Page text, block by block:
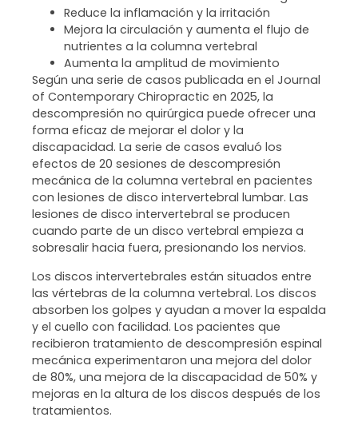
Reduce la inflamación y la irritación
Mejora la circulación y aumenta el flujo de
nutrientes a la columna vertebral
Aumenta la amplitud de movimiento
Según una serie de casos publicada en el Journal
of Contemporary Chiropractic en 2025, la
descompresión no quirúrgica puede ofrecer una
forma eficaz de mejorar el dolor y la
discapacidad. La serie de casos evaluó los
efectos de 20 sesiones de descompresión
mecánica de la columna vertebral en pacientes
con lesiones de disco intervertebral lumbar. Las
lesiones de disco intervertebral se producen
cuando parte de un disco vertebral empieza a
sobresalir hacia fuera, presionando los nervios.
Los discos intervertebrales están situados entre
las vértebras de la columna vertebral. Los discos
absorben los golpes y ayudan a mover la espalda
y el cuello con facilidad. Los pacientes que
recibieron tratamiento de descompresión espinal
mecánica experimentaron una mejora del dolor
de 80%, una mejora de la discapacidad de 50% y
mejoras en la altura de los discos después de los
tratamientos.